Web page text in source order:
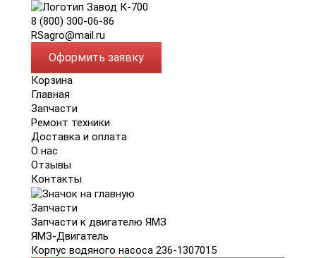
8 (800) 300-06-86
RSagro@mail.ru
Оформить заявку
Корзина
Главная
Запчасти
Ремонт техники
Доставка и оплата
О нас
Отзывы
Контакты
Запчасти
Запчасти к двигателю ЯМЗ
ЯМЗ-Двигатель
Корпус водяного насоса 236-1307015